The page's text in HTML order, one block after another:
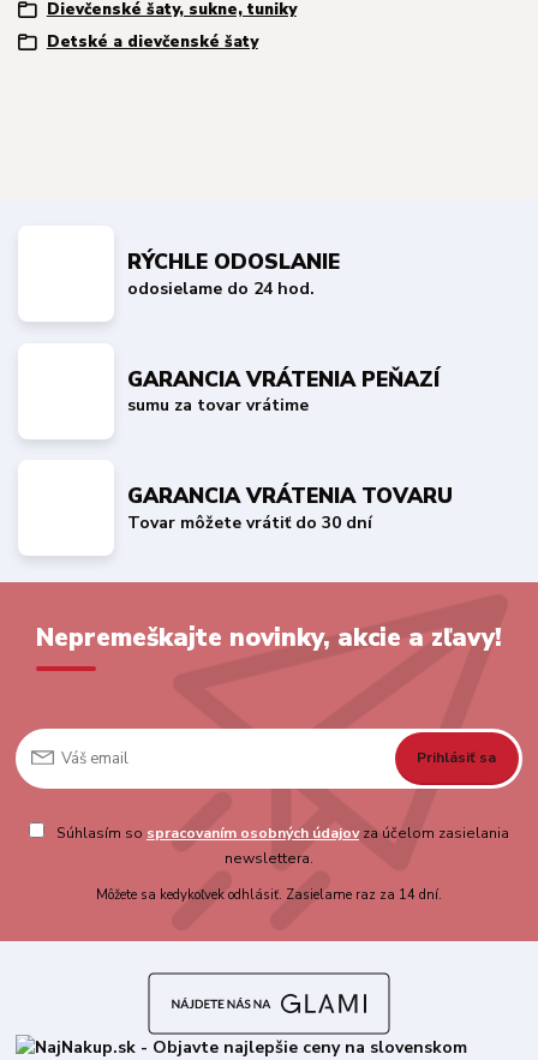
Dievčenské šaty, sukne, tuniky
Detské a dievčenské šaty
RÝCHLE ODOSLANIE
odosielame do 24 hod.
GARANCIA VRÁTENIA PEŇAZÍ
sumu za tovar vrátime
GARANCIA VRÁTENIA TOVARU
Tovar môžete vrátiť do 30 dní
Nepremeškajte novinky, akcie a zľavy!
Prihlásiť sa
Súhlasím so spracovaním osobných údajovza účelom zasielania
newslettera.
Môžete sa kedykoľvek odhlásiť. Zasielame raz za 14 dní.